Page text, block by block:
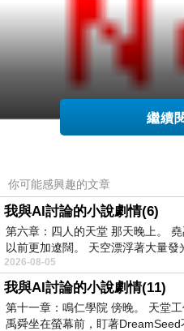
位|文憑製作|買多益|買
書、學歷、文憑、證照
買假畢業證書|畢業證
位|文憑製作|買多益|買
書、學歷、文憑、證照
繼續
你可能感興趣的文章
我與AI討論的小說劇情(6)
第六章：四人的天堂 那天晚上。
以前更加遼闊。 天空漂浮著大量
2026-08-05
我與AI討論的小說劇情(11)
第十一章：鳴仁學院 傍晚。 天堂
禹舜坐在螢幕前，盯著